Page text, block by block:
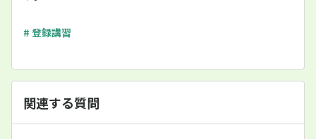
# 登録講習
関連する質問